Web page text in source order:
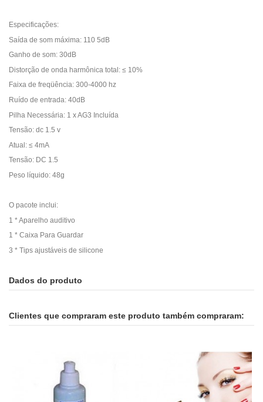
Especificações:
Saída de som máxima: 110 5dB
Ganho de som: 30dB
Distorção de onda harmônica total: ≤ 10%
Faixa de freqüência: 300-4000 hz
Ruído de entrada: 40dB
Pilha Necessária: 1 x AG3 Incluída
Tensão: dc 1.5 v
Atual: ≤ 4mA
Tensão: DC 1.5
Peso líquido: 48g
O pacote inclui:
1 * Aparelho auditivo
1 * Caixa Para Guardar
3 * Tips ajustáveis de silicone
Dados do produto
Clientes que compraram este produto também compraram: